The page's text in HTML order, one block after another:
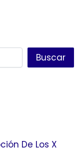
Buscar
De Los X